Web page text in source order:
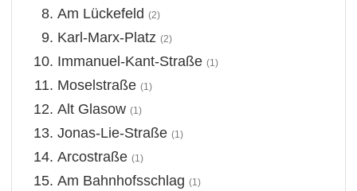
Am Lückefeld (2)
Karl-Marx-Platz (2)
Immanuel-Kant-Straße (1)
Moselstraße (1)
Alt Glasow (1)
Jonas-Lie-Straße (1)
Arcostraße (1)
Am Bahnhofsschlag (1)